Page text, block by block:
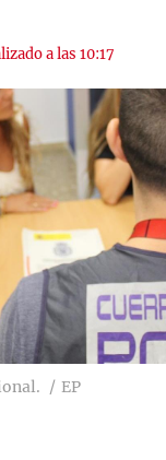
a las 10:17
EP